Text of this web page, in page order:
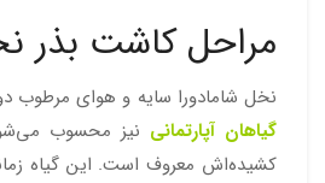
مراحل کاشت بذر
نخل شامادورا سایه و هوای مرطوب
گیاهان آپارتمانی نیز محسوب
کشیده‌اش معروف است. این گیاه